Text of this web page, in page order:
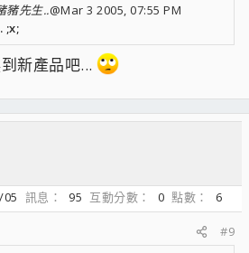
先生..@Mar 3 2005, 07:55 PM
;x;
新產品吧...
訊息 95 互動分數 0 點數
6
#9